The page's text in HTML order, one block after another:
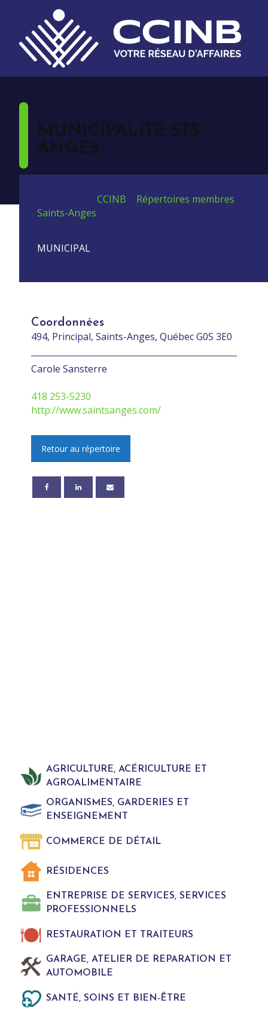
MUNICIPALITÉ STS-
ANGES
CCINB Répertoires membres
Saints-Anges
MUNICIPAL
Coordonnées
494, Principal, Saints-Anges, Québec G0S 3E0
Carole Sansterre
418 253-5230
http://www.saintsanges.com/
Retour au répertoire
AGRICULTURE, ACÉRICULTURE ET
AGROALIMENTAIRE
ORGANISMES, GARDERIES ET
ENSEIGNEMENT
COMMERCE DE DÉTAIL
RÉSIDENCES
ENTREPRISE DE SERVICES, SERVICES
PROFESSIONNELS
RESTAURATION ET TRAITEURS
GARAGE, ATELIER DE REPARATION ET
AUTOMOBILE
SANTÉ, SOINS ET BIEN-ÊTRE